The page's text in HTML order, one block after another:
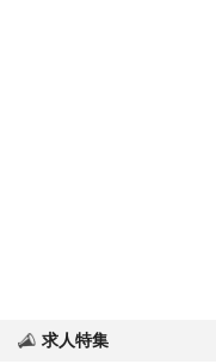
求人特集